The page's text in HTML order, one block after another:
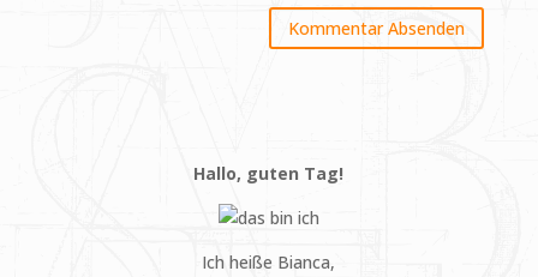
Hallo, guten Tag!
Ich heiße Bianca,